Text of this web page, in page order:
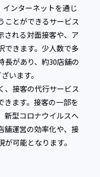
ンターネットを通じ
ことができるサービス
される対面接客や、ア
できます。少人数で多
長があり、約30店舗の
います。
、接客の代行サービス
きます。接客の一部を
新型コロナウイルスへ
舗運営の効率化や、接
可能となります。